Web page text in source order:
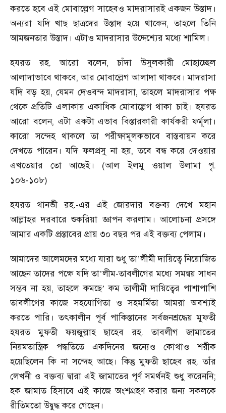
করতে হবে এই মোবাল্লেগ সাহেবও মাদরাসারই একজন উস্তাদ।
অন্যরা যদি খাছ ছাত্রদের উস্তাদ হয়ে থাকেন, তাহলে তিনি
আমজনতার উস্তাদ। এটাও মাদরাসার উদ্দেশ্যের মধ্যে শামিল।
হযরত রহ. আরো বলেন, চাঁদা উসুলকারী মোহাচ্ছেল
আলাদাভাবে থাকবে, আর মোবাল্লেগ আলাদা থাকবে। মাদরাসা
যদি বড় হয়, যেমন দেওবন্দ মাদরাসা, তাহলে মাদরাসার পক্ষ
থেকে প্রতিটি এলাকায় একাধিক মোবাল্লেগ থাকা চাই। হযরত
আরো বলেন, এটা একটা এভাব বিস্তারকারী কার্যকরী ফর্মূলা।
কারো সন্দেহ থাকলে তা পরীক্ষামূলকভাবে বাস্তবায়ন করে
দেখতে পারেন। যদি ফলপ্রসু না হয়, তবে বন্ধ করে দেওয়ার
এখতেয়ার তো আছেই। (আল ইলমু ওয়াল উলামা পৃ.
১০৬-১০৮)
হযরত থানভী রহ.-এর এই জোরদার বক্তব্য দেখে মহান
আল্লাহর দরবারে শুকরিয়া জ্ঞাপন করলাম। আলোচনা প্রসঙ্গে
আমার একটি প্রস্তাবের প্রায় ৩০ বছর পর এই বক্তব্য পেলাম।
আমাদের আলেমদের মধ্যে যারা শুধু তা’লীমী দায়িত্বে নিয়োজিত
আছেন তাদের পক্ষে যদি তা’লীম-তাবলীগের মধ্যে সমন্বয় সাধন
সম্ভব না হয়, তাহলে কমছে’ কম তালীমী দায়িত্বের পাশাপাশি
তাবলীগের কাজে সহযোগিতা ও সহমর্মিতা আমরা অবশ্যই
করতে পারি। তৎকালীন পূর্ব পাকিস্তানের সর্বজনশ্রদ্ধেয় মুফতী
হযরত মুফতী ফয়জুল্লাহ ছাহেব রহ. তাবলীগ জামাতের
নিয়মতান্ত্রিক পদ্ধতিতে একদিনের জন্যেও কোথাও শরীক
হয়েছিলেন কি না সন্দেহ আছে। কিন্তু মুফতী ছাহেব রহ. তাঁর
লেখনী ও বক্তব্য দ্বারা এই জামাতের পূর্ণ সমর্থনই শুধু করেননি;
হক জামাত হিসাবে এই কাজে অংশগ্রহণ করার জন্য সকলকে
রীতিমতো উদ্বুদ্ধ করে গেছেন।